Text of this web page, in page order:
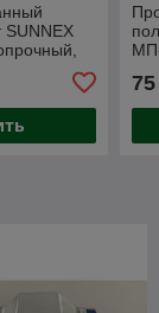
SUNNEX
75